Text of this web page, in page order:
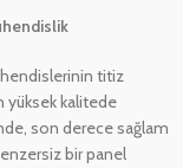
titiz
yüksek kalitede
son derece sağlam
bir panel